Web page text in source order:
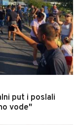
put i poslali
vode"